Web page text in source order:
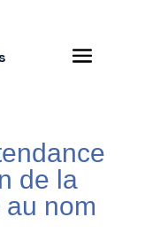
de la
nom